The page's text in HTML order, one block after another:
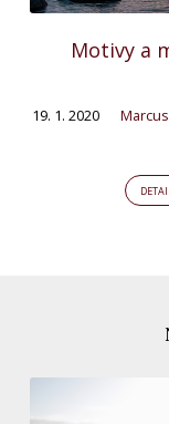
Motivy a
19. 1. 2020